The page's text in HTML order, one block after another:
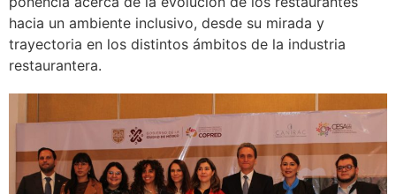
hacia un ambiente inclusivo, desde su mirada y
trayectoria en los distintos ámbitos de la industria
restaurantera.